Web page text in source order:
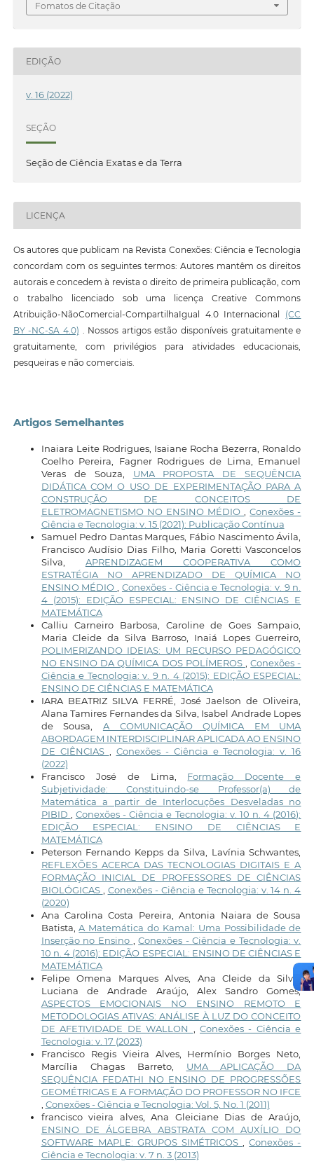
Fomatos de Citação
EDIÇÃO
v. 16 (2022)
SEÇÃO
Seção de Ciência Exatas e da Terra
LICENÇA
Os autores que publicam na Revista Conexões: Ciência e Tecnologia
concordam com os seguintes termos: Autores mantêm os direitos
autorais e concedem à revista o direito de primeira publicação, com
o trabalho licenciado sob uma licença Creative Commons
Atribuição-NãoComercial-CompartilhaIgual 4.0 Internacional (CC
BY -NC-SA 4.0) . Nossos artigos estão disponíveis gratuitamente e
gratuitamente, com privilégios para atividades educacionais,
pesqueiras e não comerciais.
Artigos Semelhantes
Inaiara Leite Rodrigues, Isaiane Rocha Bezerra, Ronaldo
Coelho Pereira, Fagner Rodrigues de Lima, Emanuel
Veras de Souza, UMA PROPOSTA DE SEQUÊNCIA
DIDÁTICA COM O USO DE EXPERIMENTAÇÃO PARA A
CONSTRUÇÃO DE CONCEITOS DE
ELETROMAGNETISMO NO ENSINO MÉDIO
,Conexões -
Ciência e Tecnologia: v. 15 (2021): Publicação Contínua
Samuel Pedro Dantas Marques, Fábio Nascimento Ávila,
Francisco Audísio Dias Filho, Maria Goretti Vasconcelos
Silva, APRENDIZAGEM COOPERATIVA COMO
ESTRATÉGIA NO APRENDIZADO DE QUÍMICA NO
ENSINO MÉDIO
Conexões - Ciência e Tecnologia: v. 9 n.
4 (2015): EDIÇÃO ESPECIAL: ENSINO DE CIÊNCIAS E
MATEMÁTICA
Calliu Carneiro Barbosa, Caroline de Goes Sampaio,
Maria Cleide da Silva Barroso, Inaiá Lopes Guerreiro,
POLIMERIZANDO IDEIAS: UM RECURSO PEDAGÓGICO
NO ENSINO DA QUÍMICA DOS POLÍMEROS
,Conexões -
Ciência e Tecnologia: v. 9 n. 4 (2015): EDIÇÃO ESPECIAL:
ENSINO DE CIÊNCIAS E MATEMÁTICA
IARA BEATRIZ SILVA FERRÉ, José Jaelson de Oliveira,
Alana Tamires Fernandes da Silva, Isabel Andrade Lopes
de Sousa, A COMUNICAÇÃO QUÍMICA EM UMA
ABORDAGEM INTERDISCIPLINAR APLICADA AO ENSINO
DE CIÊNCIAS
Conexões - Ciência e Tecnologia: v. 16
(2022)
Francisco José de Lima, Formação Docente e
Subjetividade: Constituindo-se Professor(a) de
Matemática a partir de Interlocuções Desveladas no
PIBID
Conexões - Ciência e Tecnologia: v. 10 n. 4 (2016):
EDIÇÃO ESPECIAL: ENSINO DE CIÊNCIAS E
MATEMÁTICA
Peterson Fernando Kepps da Silva, Lavínia Schwantes,
REFLEXÕES ACERCA DAS TECNOLOGIAS DIGITAIS E A
FORMAÇÃO INICIAL DE PROFESSORES DE CIÊNCIAS
BIOLÓGICAS
Conexões - Ciência e Tecnologia: v. 14 n. 4
(2020)
Ana Carolina Costa Pereira, Antonia Naiara de Sousa
Batista,A Matemática do Kamal: Uma Possibilidade de
Inserção no Ensino
,Conexões - Ciência e Tecnologia: v.
10 n. 4 (2016): EDIÇÃO ESPECIAL: ENSINO DE CIÊNCIAS E
MATEMÁTICA
Felipe Omena Marques Alves, Ana Cleide da Silva,
Luciana de Andrade Araújo, Alex Sandro Gomes,
ASPECTOS EMOCIONAIS NO ENSINO REMOTO E
METODOLOGIAS ATIVAS: ANÁLISE À LUZ DO CONCEITO
DE AFETIVIDADE DE WALLON
Conexões - Ciência e
Tecnologia: v. 17 (2023)
Francisco Regis Vieira Alves, Hermínio Borges Neto,
Marcília Chagas Barreto, UMA APLICAÇÃO DA
SEQUÊNCIA FEDATHI NO ENSINO DE PROGRESSÕES
GEOMÉTRICAS E A FORMAÇÃO DO PROFESSOR NO IFCE
Conexões - Ciência e Tecnologia: Vol. 5, No. 1 (2011)
francisco vieira alves, Ana Gleiciane Dias de Araújo,
ENSINO DE ÁLGEBRA ABSTRATA COM AUXÍLIO DO
SOFTWARE MAPLE: GRUPOS SIMÉTRICOS
,Conexões -
Ciência e Tecnologia: v. 7 n. 3 (2013)